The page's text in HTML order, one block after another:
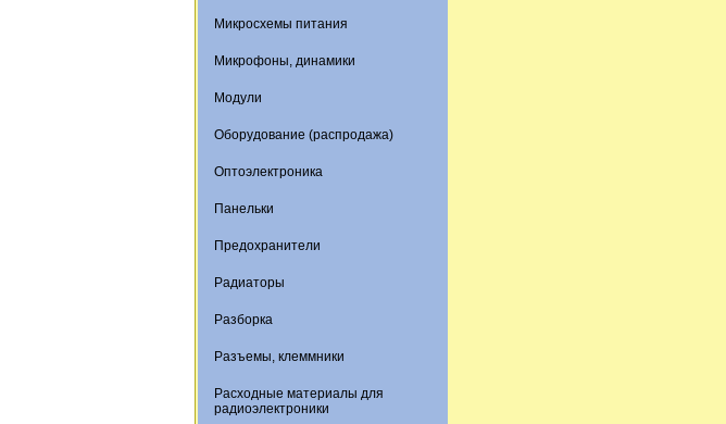
Микросхемы питания
Микрофоны, динамики
Модули
Оборудование (распродажа)
Оптоэлектроника
Панельки
Предохранители
Радиаторы
Разборка
Разъемы, клеммники
Расходные материалы для
радиоэлектроники